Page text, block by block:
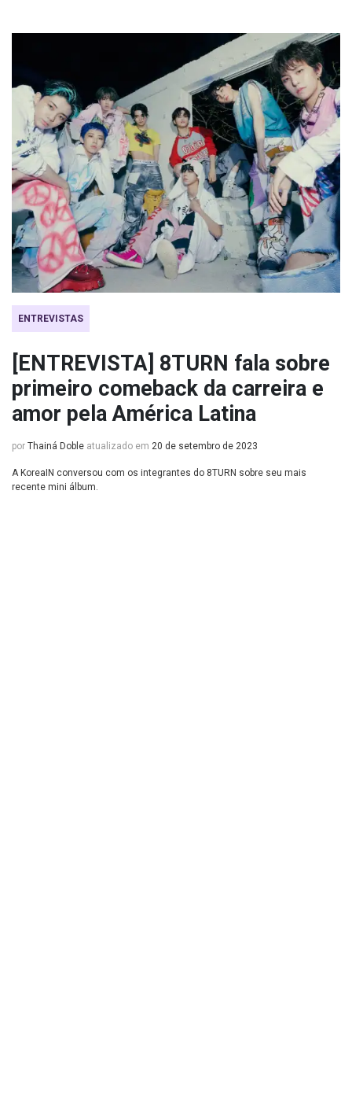
ENTREVISTAS
[ENTREVISTA] 8TURN fala sobre
primeiro comeback da carreira e
amor pela América Latina
por Thainá Doble atualizado em 20 de setembro de 2023
A KoreaIN conversou com os integrantes do 8TURN sobre seu mais
recente mini álbum.